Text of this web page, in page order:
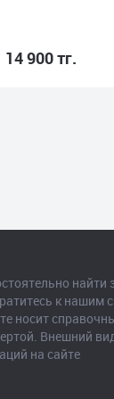
тг.
найти
к нашим
носит
Внешний
на сайте